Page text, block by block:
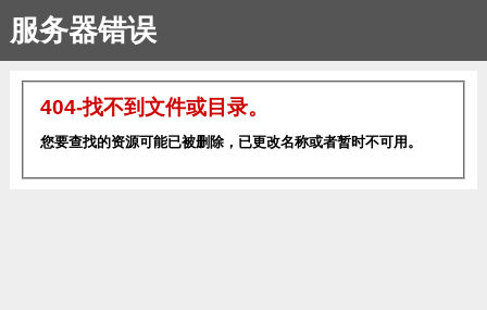
服务器错误
404-找不到文件或目录。
您要查找的资源可能已被删除，已更改名称或者暂时不可用。